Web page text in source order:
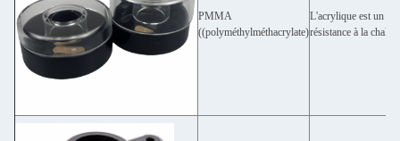
PMMA
((polyméthylméthacrylate)
L'acrylique est un
résistance à la